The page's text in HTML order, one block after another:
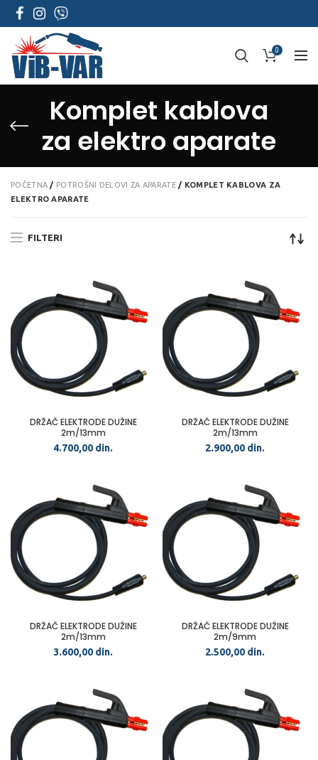
0
Komplet kablova
za elektro aparate
POČETNA / POTROŠNI DELOVI ZA APARATE/ KOMPLET KABLOVA ZA
ELEKTRO APARATE
FILTERI
DRŽAČ ELEKTRODE DUŽINE
2m/13mm
4.700,00 din.
DRŽAČ ELEKTRODE DUŽINE
2m/13mm
2.900,00 din.
DRŽAČ ELEKTRODE DUŽINE
2m/13mm
3.600,00 din.
DRŽAČ ELEKTRODE DUŽINE
2m/9mm
2.500,00 din.